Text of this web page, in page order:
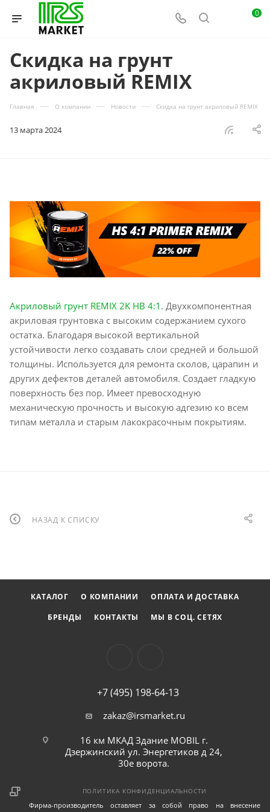
0
Скидка на грунт
акриловый REMIX
Главная — О компании — Новости — Скидка на грунт акриловый REMIX
13 марта 2024
Акриловый грунт REMIX 2K HB 4:1. Двухкомпонентная
акриловая грунтовка с высоким содержанием сухого
остатка. Благодаря высокой вертикальной
устойчивости легко создавать слои средней и большой
толщины. Используется для ремонта сколов, царапин и
других дефектов деталей автомобиля. Создает гладкую
поверхность без пор. Имеет превосходную
механическую прочность и высокую адгезию ко всем
типам металла и старым лакокрасочным покрытиям.
НАЗАД К СПИСКУ
КАТАЛОГ О КОМПАНИИ
ОПЛАТА И ДОСТАВКА
БРЕНДЫ
КОНТАКТЫ МЫ В СОЦ. СЕТЯХ
+7 (495) 198-64-13
zakaz@irsmarket.ru
16 км МКАД Здание MOBIL г.
Дзержинский ул. Энергетиков д 24,
30е ворота.
ПОЛИТИКА КОНФИДЕНЦИАЛЬНОСТИ
Фирма-производитель оставляет за собой право на внесение